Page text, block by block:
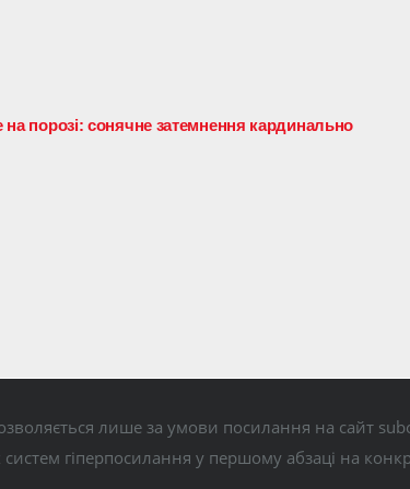
на порозі: сонячне затемнення кардинально
лише за умови посилання на сайт
гіперпосилання у першому абзаці на